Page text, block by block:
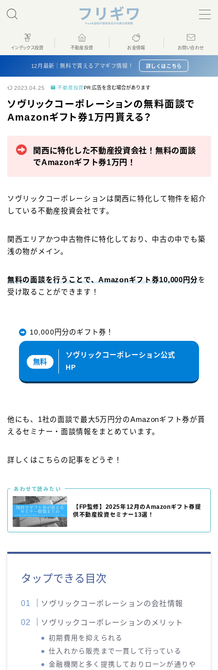
MENU
ホーム
不動産投資
お金情報
お問い合わせ
インデックス投資 不動産投資 お金情報 お問い合わせ
12月最新｜無料で貰えるアマギフ情報！ 詳しくはこちら
2023.04.25 不動産投資PR:広告を含む場合があります
ソヴリックコーポレーションの無料面談で
Amazonギフト券1万円貰える？
関西に特化した不動産投資会社！無料の面談
でAmazonギフト券1万円！
ソヴリックコーポレーションは関西に特化して物件を紹介
している不動産投資会社です。
関西エリアかつ中古物件に特化しており、中古の中でも築
浅の物がメイン。
無料の面談を行うことで、Amazonギフト券10,000円分を
受け取ることができます！
10,000円分のギフト券！
無料
ソヴリックコーポレーション公式
HP
他にも、1社の面談で最大5万円分のAmazonギフト券が貰
えるセミナー・面談情報をまとめています。
詳しくはこちらの記事をどうぞ！
あわせて読みたい
【FP監修】2025年12月のAmazonギフト券提
供不動産投資セミナー13選！
タップできる目次
ソヴリックコーポレーションの会社情報
ソヴリックコーポレーションのメリット
初期費用を抑えられる
仕入れから販売まで一貫して行っている
金融機関と多く提携しておりローンが通りや